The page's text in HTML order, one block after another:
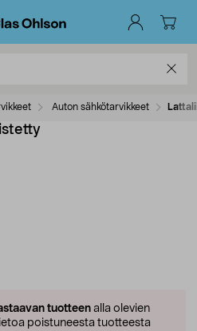
Auton sähkötarvikkeet
tuotteenalla olevien
poistuneesta tuotteesta